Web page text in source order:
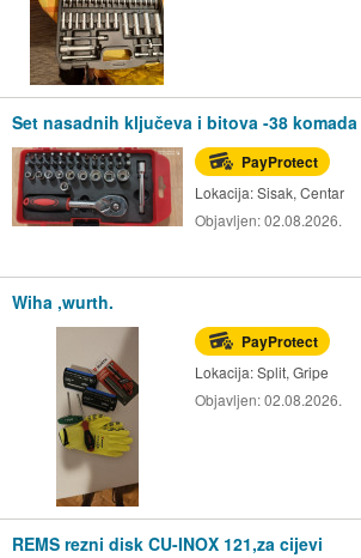
Set nasadnih ključeva i bitova -38 komada
PayProtect
Lokacija:Sisak, Centar
Objavljen:02.08.2026.
Wiha ,wurth.
PayProtect
Lokacija:Split, Gripe
Objavljen:02.08.2026.
REMS rezni disk CU-INOX 121,za cijevi